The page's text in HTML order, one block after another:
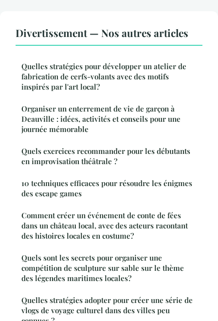
Divertissement — Nos autres articles
Quelles stratégies pour développer un atelier de
fabrication de cerfs-volants avec des motifs
inspirés par l'art local?
Organiser un enterrement de vie de garçon à
Deauville : idées, activités et conseils pour une
journée mémorable
Quels exercices recommander pour les débutants
en improvisation théâtrale ?
10 techniques efficaces pour résoudre les énigmes
des escape games
Comment créer un événement de conte de fées
dans un château local, avec des acteurs racontant
des histoires locales en costume?
Quels sont les secrets pour organiser une
compétition de sculpture sur sable sur le thème
des légendes maritimes locales?
Quelles stratégies adopter pour créer une série de
vlogs de voyage culturel dans des villes peu